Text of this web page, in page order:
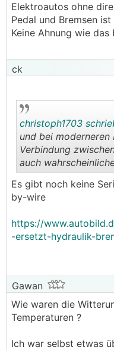
Elektroautos ohne
Pedal und Bremsen
Keine Ahnung wie
ck
christoph1703
und bei
Verbindung
auch
Es gibt noch keine
by-wire
https://
-ersetzt-hydraulik-
Gawan
Wie waren die
Temperaturen ?
Ich war selbst etwas